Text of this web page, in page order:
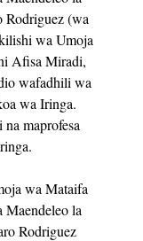
(wa
wa Umoja
Afisa Miradi,
wafadhili wa
wa Iringa.
maprofesa
wa Mataifa
la
Rodriguez